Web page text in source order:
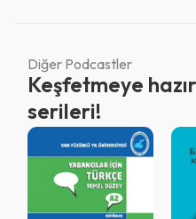
Diğer Podcastler
Keşfetmeye
serileri!
QR Code
Sistemi kurumu